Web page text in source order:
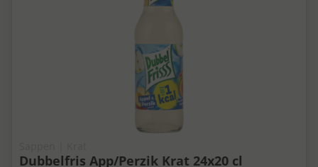
Dubbelfris App/Perzik Krat 24x20 cl